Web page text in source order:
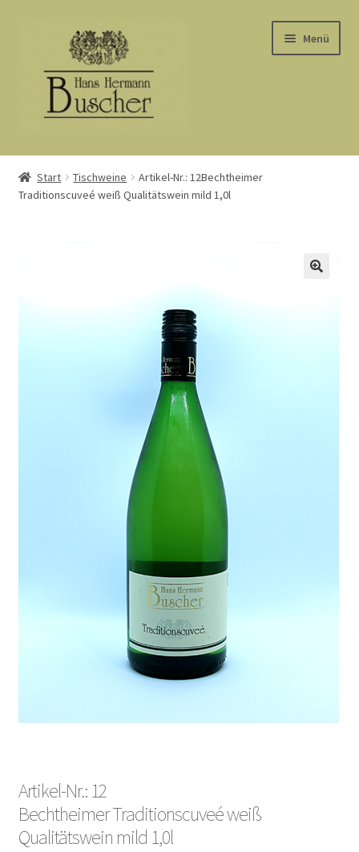
Navigation
springen
springen
Menü
Start
AGB
Start Tischweine
Artikel-Nr.: 12Bechtheimer
Traditionscuveé weiß Qualitätswein mild 1,0l
Artikel-Nr.: 12
Bechtheimer Traditionscuveé weiß
Qualitätswein mild 1,0l